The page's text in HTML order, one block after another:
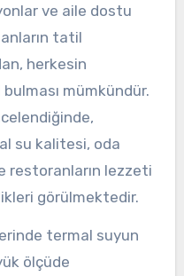
ve aile dostu
tatil
herkesin
mümkündür.
su kalitesi, oda
restoranların lezzeti
görülmektedir.
termal suyun
ölçüde